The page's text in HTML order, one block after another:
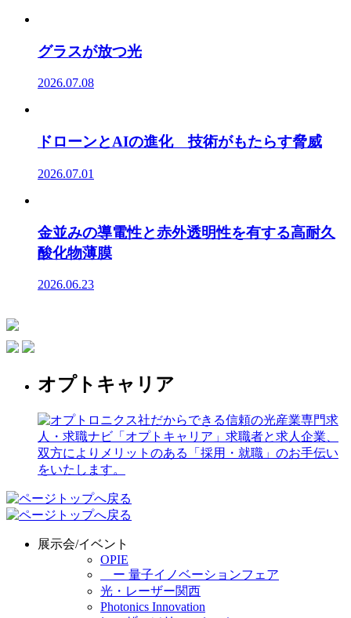
グラスが放つ光
2026.07.08
ドローンとAIの進化 技術がもたらす脅威
2026.07.01
金並みの導電性と赤外透明性を有する高耐久
酸化物薄膜
2026.06.23
オプトキャリア
展示会/イベント
OPIE
ー 量子イノベーションフェア
光・レーザー関西
Photonics Innovation